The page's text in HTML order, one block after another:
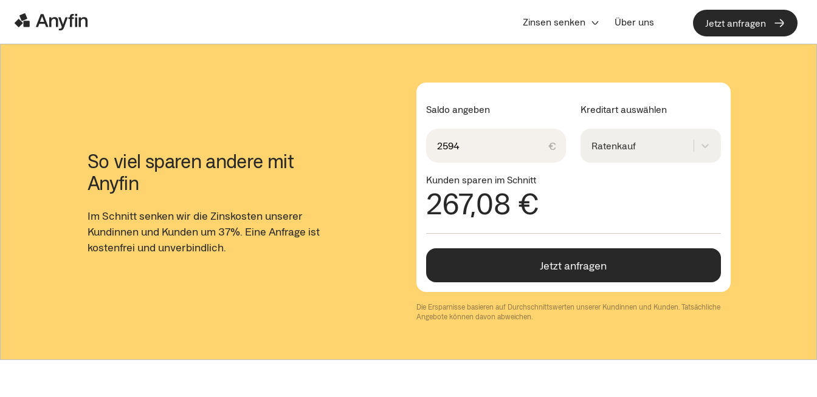
Zinsen senken Über uns Jetzt anfragen
So viel sparen andere mit
Anyfin
Im Schnitt senken wir die Zinskosten unserer
Kundinnen und Kunden um 37%. Eine Anfrage ist
kostenfrei und unverbindlich.
Saldo angeben
€
Kreditart auswählen
Ratenkauf
Kunden sparen im Schnitt
267,08 €
Jetzt anfragen
Die Ersparnisse basieren auf Durchschnittswerten unserer Kundinnen und Kunden. Tatsächliche
Angebote können davon abweichen.